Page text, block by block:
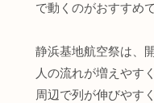
で動くのがおすすめで
静浜基地航空祭は、
人の流れが増えやす
周辺で列が伸びやす